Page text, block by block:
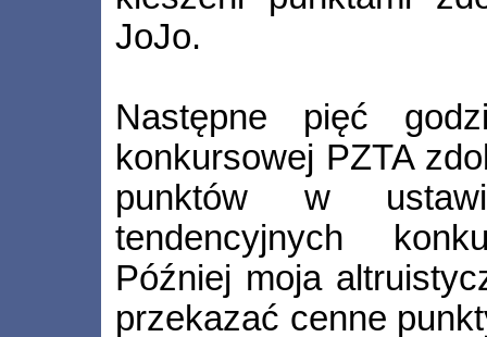
JoJo.
Następne pięć
konkursowej PZTA
punktów w
tendencyjnych
Później moja
przekazać cenne